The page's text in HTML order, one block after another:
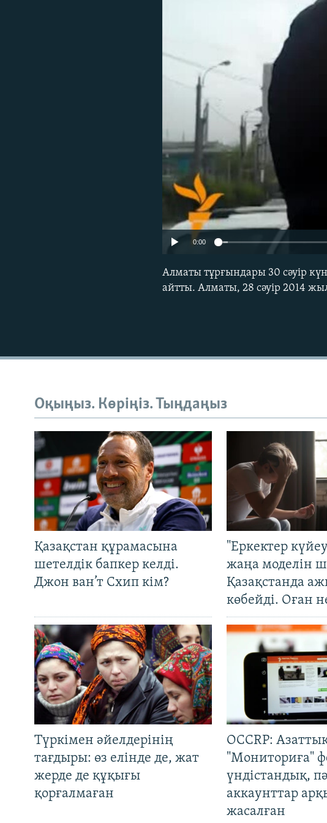
0:00
Алматы тұрғындары 30 сәуір
айтты. Алматы, 28 сәуір 2014
Оқыңыз. Көріңіз. Тыңдаңыз
Қазақстан құрамасына
шетелдік бапкер келді.
Джон ван’т Схип кім?
"Еркектер
жаңа моделін
Қазақстанда
көбейді. Оған
Түркімен әйелдерінің
тағдыры: өз елінде де, жат
жерде де құқығы
қорғалмаған
OCCRP:
"Мониториға"
үндістандық,
аккаунттар
жасалған